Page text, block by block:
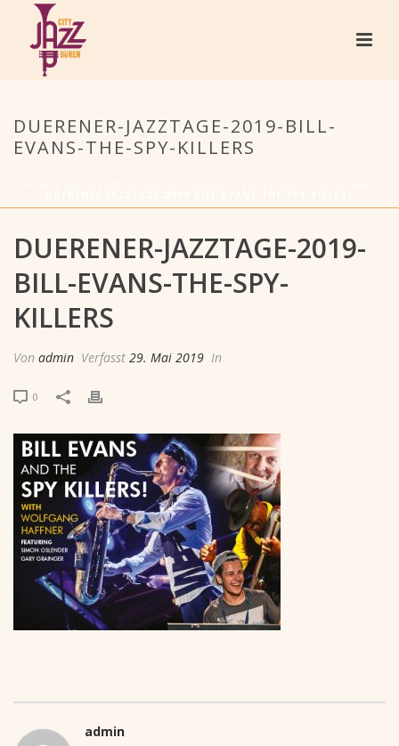
DUERENER-JAZZTAGE-2019-BILL-
EVANS-THE-SPY-KILLERS
DUERENER-JAZZTAGE-2019-
BILL-EVANS-THE-SPY-
KILLERS
Von admin Verfasst 29. Mai 2019 In
0
admin